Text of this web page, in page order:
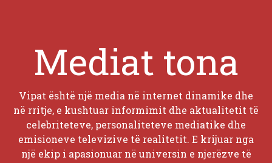
Mediat tona
Vipat është një media në internet dinamike dhe
në rritje, e kushtuar informimit dhe aktualitetit të
celebriteteve, personaliteteve mediatike dhe
emisioneve televizive të realitetit. E krijuar nga
një ekip i apasionuar në universin e njerëzve të